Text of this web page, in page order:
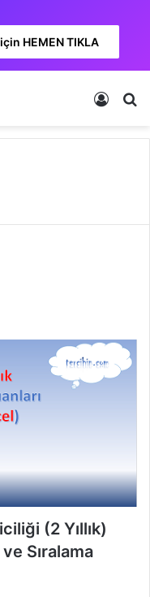
HEMEN TIKLA
Kayıt
(2 Yıllık)
Sıralama